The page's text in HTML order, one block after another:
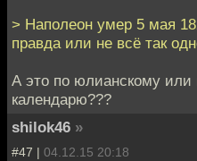
> Наполеон умер 5 мая
правда или не всё так
А это по юлианскому или
календарю???
shilok46 »
#47 | 04.12.15 20:18